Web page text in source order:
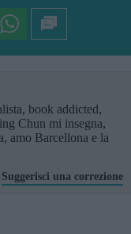
book addicted,
Chun mi insegna,
amo Barcellona e la
Suggerisci una correzione